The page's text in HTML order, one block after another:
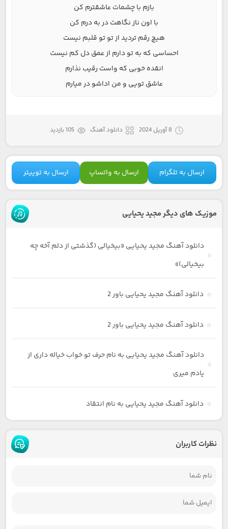
بازم با چشمات عاشقترم کن
با اون ناز نگاهت در به درم کن
هیچ رقم تردید از تو تو قلبم نیست
احساسی که به تو دارم از عمق دل کم نیست
انقده خوبی که واست رقیب نذارم
عاشق تویی و من اداشو در میارم
8 آوریل 2024 دانلود آهنگ 105 بازدید
ارسال به تلگرام ارسال به واتساپ ارسال به توییتر
موزیک های دیگر مجید یحیایی
دانلود آهنگ مجید یحیایی «بیخیالی (گذشتی از دلم آخه چه
بیخیالی)»
دانلود آهنگ مجید یحیایی باور 2
دانلود آهنگ مجید یحیایی باور 2
دانلود آهنگ مجید یحیایی به نام حرف تو خواب خیاله داری از
یادم میری
دانلود آهنگ مجید یحیایی به نام انتقاد
نظرات کاربران